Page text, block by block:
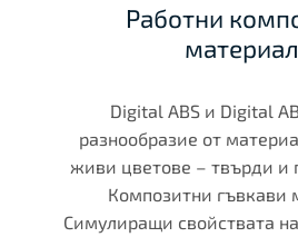
Работни
Digital ABS и Digital
разнообразие от
живи цветове – твърди и
Композитни гъвкави
Симулиращи свойствата